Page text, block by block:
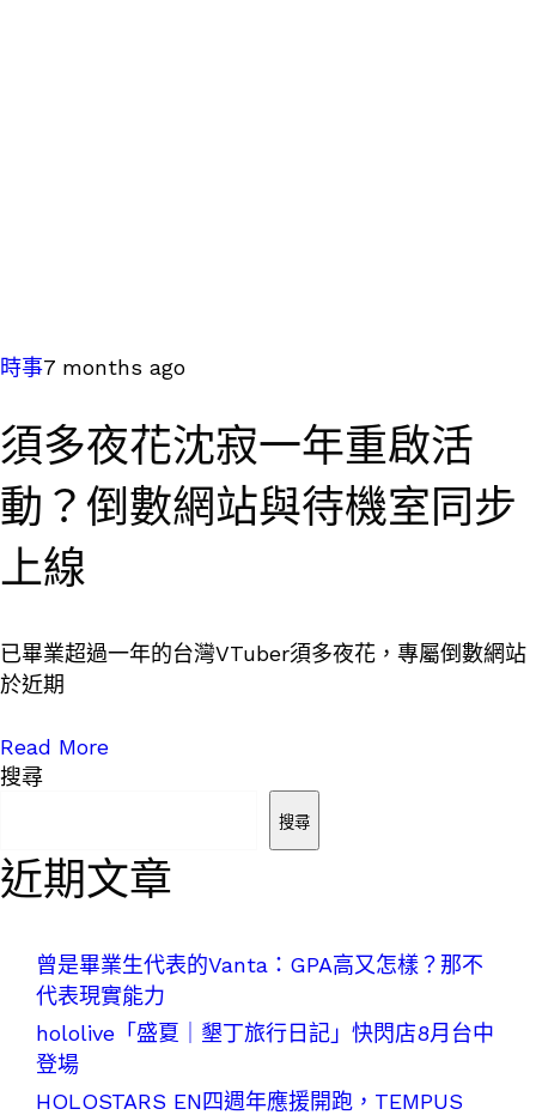
時事7 months ago
須多夜花沈寂一年重啟活
動？倒數網站與待機室同步
上線
已畢業超過一年的台灣VTuber須多夜花，專屬倒數網站
於近期
Read More
搜尋
搜尋
近期文章
曾是畢業生代表的Vanta：GPA高又怎樣？那不
代表現實能力
hololive「盛夏｜墾丁旅行日記」快閃店8月台中
登場
HOLOSTARS EN四週年應援開跑，TEMPUS